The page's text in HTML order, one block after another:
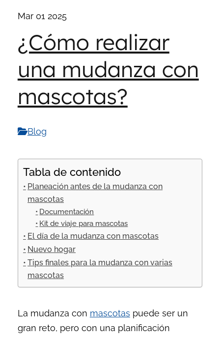
Mar 01 2025
¿Cómo realizar
una mudanza con
mascotas​?
Blog
Tabla de contenido
Planeación antes de la mudanza con
mascotas
Documentación
Kit de viaje para mascotas
El día de la mudanza con mascotas
Nuevo hogar
Tips finales para la mudanza con varias
mascotas
La mudanza con mascotas puede ser un
gran reto, pero con una planificación